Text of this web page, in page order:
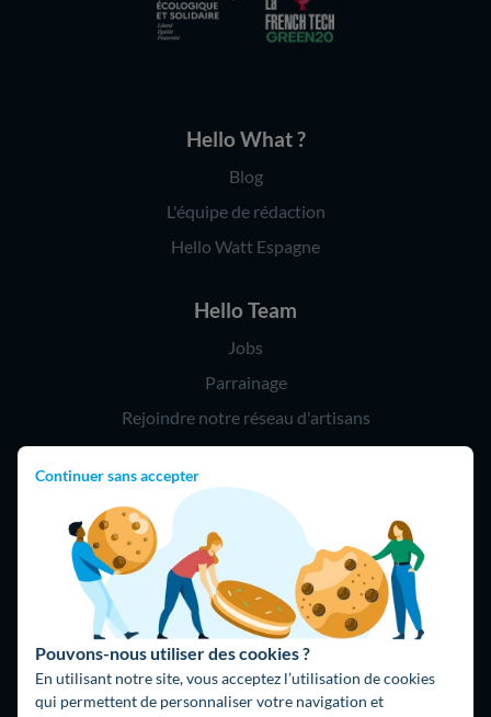
Continuer sans accepter
Pouvons-nous utiliser des cookies ?
En utilisant notre site, vous acceptez l’utilisation de cookies
qui permettent de personnaliser votre navigation et
Hello What ?
Blog
L'équipe de rédaction
Hello Watt Espagne
Hello Team
Jobs
Parrainage
Rejoindre notre réseau d'artisans
09 75 18 60 60
(8h-21h)
75018 Paris